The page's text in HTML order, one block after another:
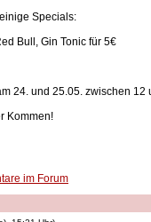
Specials:
Bull, Gin Tonic für 5€
24. und 25.05. zwischen
Kommen!
im Forum